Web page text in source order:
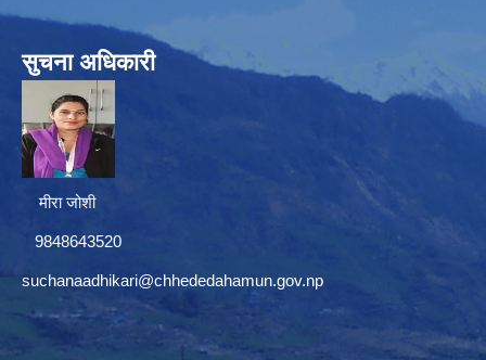
सुचना अधिकारी
मीरा जोशी
9848643520
suchanaadhikari@chhededahamun.gov.np